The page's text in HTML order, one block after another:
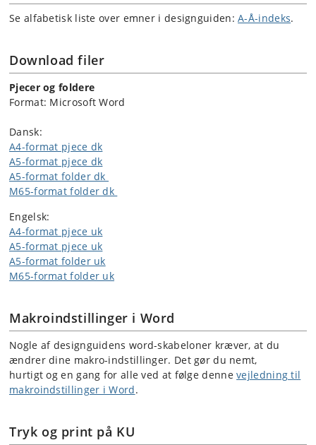
Se alfabetisk liste over emner i designguiden:A-Å-indeks.
Download filer
Pjecer og foldere
Format: Microsoft Word
Dansk:
A4-format pjece dk
A5-format pjece dk
A5-format folder dk
M65-format folder dk
Engelsk:
A4-format pjece uk
A5-format pjece uk
A5-format folder uk
M65-format folder uk
Makroindstillinger i Word
Nogle af designguidens word-skabeloner kræver, at du
ændrer dine makro-indstillinger. Det gør du nemt,
hurtigt og en gang for alle ved at følge dennevejledning til
makroindstillinger i Word.
Tryk og print på KU